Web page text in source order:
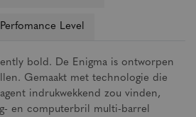
Perfomance Level
bold. De Enigma is ontworpen
Gemaakt met technologie die
indrukwekkend zou vinden,
en computerbril multi-barrel